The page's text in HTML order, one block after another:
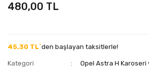
480,00 TL
45,30 TL`den başlayan taksitlerle!
Kategori
Opel Astra H Karoseri